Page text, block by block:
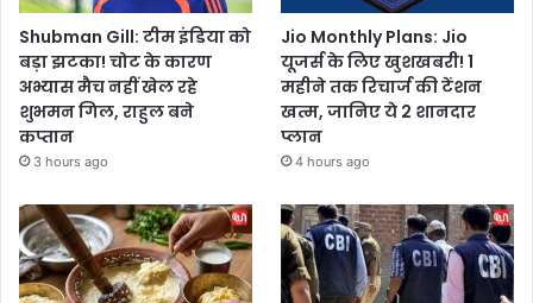
Shubman Gill: टीम इंडिया को
बड़ा झटका! चोट के कारण
अभ्यास मैच नहीं खेल रहे
शुभमन गिल, राहुल बने
कप्तान
3 hours ago
Jio Monthly Plans: Jio
यूजर्स के लिए खुशखबरी! 1
महीने तक रिचार्ज की टेंशन
खत्म, जानिए ये 2 शानदार
प्लान
4 hours ago